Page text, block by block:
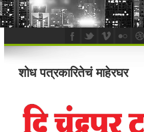
शोध पत्रकारितेचं माहेरघर